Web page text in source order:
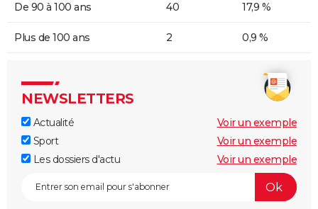
De 90 à 100 ans 40 17,9 %
Plus de 100 ans 2 0,9 %
NEWSLETTERS
Actualité
Voir un exemple
Sport
Voir un exemple
Les dossiers d'actu
Voir un exemple